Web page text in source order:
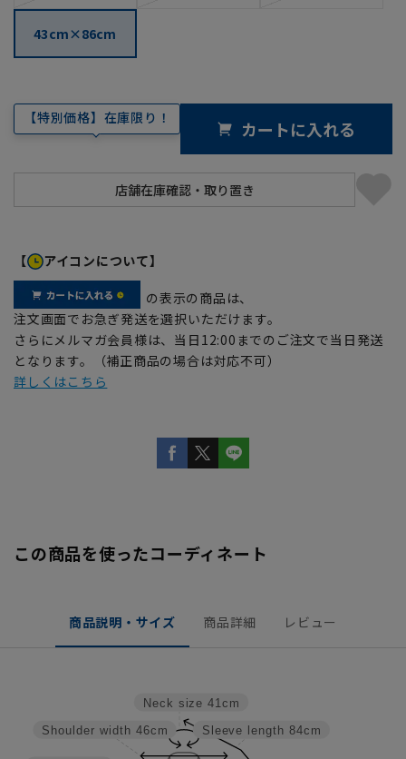
43cm×86cm
【特別価格】在庫限り！ カートに入れる
【 アイコンについて】
の表示の商品は、
注文画面でお急ぎ発送を選択いただけます。
さらにメルマガ会員様は、当日12:00までのご注文で当日発送
となります。（補正商品の場合は対応不可）
詳しくはこちら
この商品を使ったコーディネート
商品説明・サイズ 商品詳細 レビュー
Sleeve length 84cm
Neck size 41cm
Shoulder width 46cm